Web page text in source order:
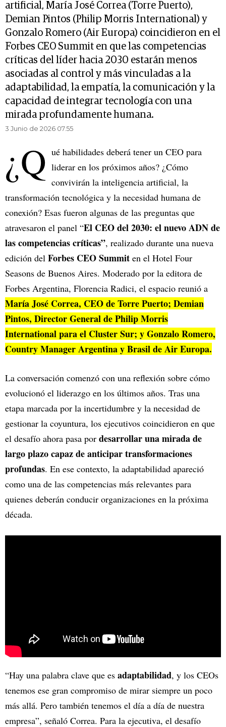
artificial, María José Correa (Torre Puerto),
Demian Pintos (Philip Morris International) y
Gonzalo Romero (Air Europa) coincidieron en el
Forbes CEO Summit en que las competencias
críticas del líder hacia 2030 estarán menos
asociadas al control y más vinculadas a la
adaptabilidad, la empatía, la comunicación y la
capacidad de integrar tecnología con una
mirada profundamente humana.
3 Junio de 2026 07.55
¿Q ué habilidades deberá tener un CEO para
liderar en los próximos años? ¿Cómo
convivirán la inteligencia artificial, la
transformación tecnológica y la necesidad humana de
conexión? Esas fueron algunas de las preguntas que
atravesaron el panel “El CEO del 2030: el nuevo ADN de
las competencias críticas”, realizado durante una nueva
edición del Forbes CEO Summit en el Hotel Four
Seasons de Buenos Aires. Moderado por la editora de
Forbes Argentina, Florencia Radici, el espacio reunió a
María José Correa, CEO de Torre Puerto; Demian
Pintos, Director General de Philip Morris
International para el Cluster Sur; y Gonzalo Romero,
Country Manager Argentina y Brasil de Air Europa.
La conversación comenzó con una reflexión sobre cómo
evolucionó el liderazgo en los últimos años. Tras una
etapa marcada por la incertidumbre y la necesidad de
gestionar la coyuntura, los ejecutivos coincidieron en que
el desafío ahora pasa por desarrollar una mirada de
largo plazo capaz de anticipar transformaciones
profundas. En ese contexto, la adaptabilidad apareció
como una de las competencias más relevantes para
quienes deberán conducir organizaciones en la próxima
década.
“Hay una palabra clave que es adaptabilidad, y los CEOs
tenemos ese gran compromiso de mirar siempre un poco
más allá. Pero también tenemos el día a día de nuestra
empresa”, señaló Correa. Para la ejecutiva, el desafío